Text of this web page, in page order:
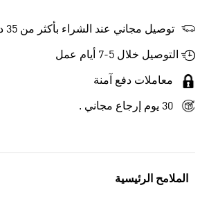
الملامح الرئيسية
توصيل مجاني عند الشراء بأكثر من 35 د.ك
التوصيل خلال 5-7 أيام عمل
معاملات دفع آمنة